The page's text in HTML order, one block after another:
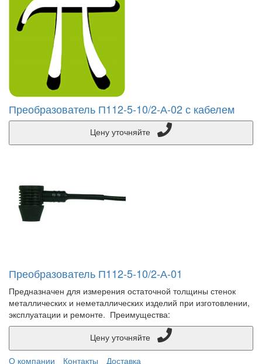
Преобразователь П112-5-10/2-А-02 с кабелем
Преобразователь П112-5-10/2-А-01
Предназначен для измерения остаточной толщины стенок
металлических и неметаллических изделий при изготовлении,
эксплуатации и ремонте. Преимущества:
О компании
Контакты Доставка